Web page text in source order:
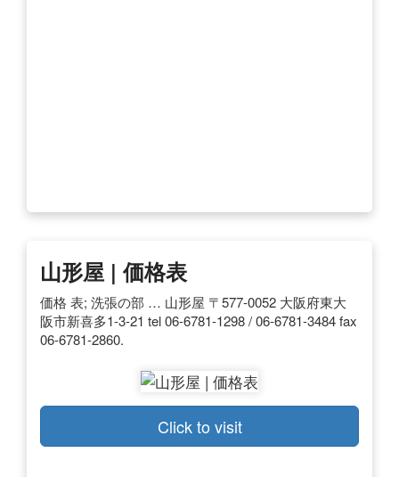
山形屋 | 価格表
価格 表; 洗張の部 … 山形屋 〒577-0052 大阪府東大
阪市新喜多1-3-21 tel 06-6781-1298 / 06-6781-3484 fax
06-6781-2860.
Click to visit